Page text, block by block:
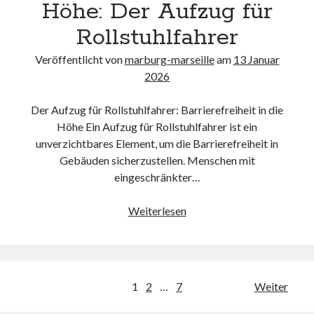
Höhe: Der Aufzug für
Rollstuhlfahrer
Veröffentlicht vonmarburg-marseilleam 13 Januar
2026
Der Aufzug für Rollstuhlfahrer: Barrierefreiheit in die
Höhe Ein Aufzug für Rollstuhlfahrer ist ein
unverzichtbares Element, um die Barrierefreiheit in
Gebäuden sicherzustellen. Menschen mit
eingeschränkter…
WeiterlesenBarrierefreiheit
Beitragsnavigation
1 2 … 7 Weiter